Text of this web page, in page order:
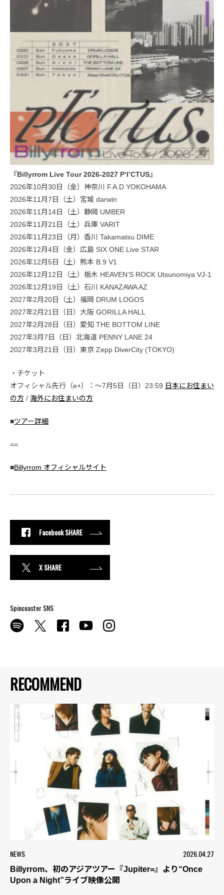
RECOMMEND
NEWS 2026.04.27
Billyrrom、初のアジアツアー『Jupiter=』より“Once
Upon a Night”ライブ映像公開
『Billyrrom Live Tour 2026-2027 P‘I’CTUS』
2026年10月30日（金）神奈川 F.A.D YOKOHAMA
2026年11月7日（土）宮城 darwin
2026年11月14日（土）静岡 UMBER
2026年11月21日（土）兵庫 VARIT
2026年11月23日（月）香川 Takamatsu DIME
2026年12月4日（金）広島 SIX ONE Live STAR
2026年12月5日（土）熊本 B.9 V1
2026年12月12日（土）栃木 HEAVEN’S ROCK Utsunomiya VJ-1
2026年12月19日（土）石川 KANAZAWA AZ
2027年2月20日（土）福岡 DRUM LOGOS
2027年2月21日（日）大阪 GORILLA HALL
2027年2月28日（日）愛知 THE BOTTOM LINE
2027年3月7日（日）北海道 PENNY LANE 24
2027年3月21日（日）東京 Zepp DiverCity (TOKYO)
・チケット
オフィシャル先行（e+）：〜7月5日（日）23:59 日本にお住まい
の方 / 海外にお住まいの方
■ツアー詳細
==
■Billyrrom オフィシャルサイト
Facebook SHARE
X SHARE
Spincoaster SNS